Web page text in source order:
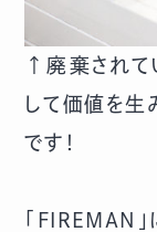
↑廃棄されて
して価値を生
です！
「FIREMAN